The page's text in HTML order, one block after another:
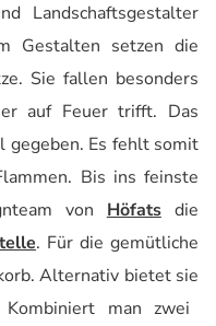
Landschaftsgestalter
Gestalten setzen die
Sie fallen besonders
auf Feuertrifft. Das
gegeben. Es fehlt somit
Bis ins feinste
von Höfats die
. Für die gemütliche
Alternativ bietet sie
man zwei